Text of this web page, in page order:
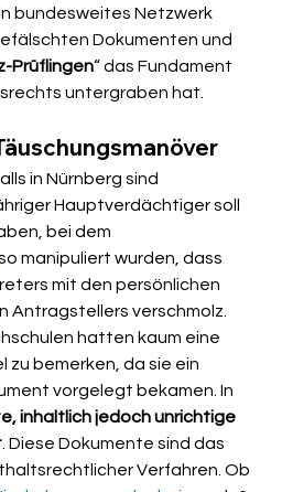
bundesweites Netzwerk
Dokumenten und
Prüflingen“ das Fundament
untergraben hat.
in Nürnberg sind
Hauptverdächtiger soll
bei dem
manipuliert wurden, dass
mit den persönlichen
Antragstellers verschmolz.
hatten kaum eine
zu bemerken, da sie ein
vorgelegt bekamen. In
inhaltlich jedoch unrichtige
. Diese Dokumente sind das
Verfahren. Ob